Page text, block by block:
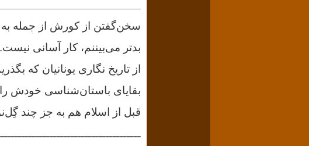
سخن‌گفتن از کورش از جمله
بدتر می‌بیننم، کار آسانی نیست.
از تاریخ نگاری یونانیان که
بقایای باستان‌شناسی خودش
قبل از اسلام هم به جز چند